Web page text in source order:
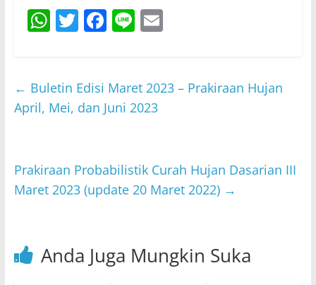
W
s
A
T
er
F
e
b
k
Li E
l
← Buletin Edisi Maret 2023 – Prakiraan Hujan
April, Mei, dan Juni 2023
Prakiraan Probabilistik Curah Hujan Dasarian III
Maret 2023 (update 20 Maret 2022) →
Anda Juga Mungkin Suka